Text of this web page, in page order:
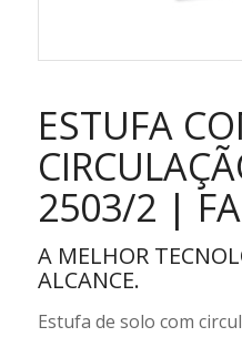
ESTUFA
2503/2 |
A MELHOR
ALCANCE.
Estufa de solo com